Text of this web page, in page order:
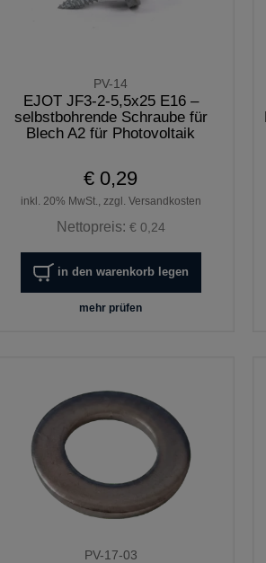
PV-14
EJOT JF3-2-5,5x25 E16 –
selbstbohrende Schraube für
Blech A2 für Photovoltaik
€ 0,29
inkl. 20% MwSt., zzgl. Versandkosten
Nettopreis: € 0,24
in den warenkorb legen
mehr prüfen
PV-17-03